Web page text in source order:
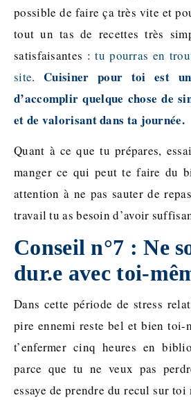
possible de faire ça très vite et
tout un tas de recettes très
satisfaisantes :tu pourras en
site.Cuisiner pour toi est
d’accomplir quelque chose de
et de valorisant dans ta journée.
Quant à ce que tu prépares,
manger ce qui peut te faire du
attention à ne pas sauter de
travail tu as besoin d’avoir
Conseil n°7 : Ne
dur.e avec toi-
Dans cette période de stress
pire ennemi reste bel et bien toi-
t’enfermer cinq heures en
parce que tu ne veux pas
essaye de prendre du recul sur